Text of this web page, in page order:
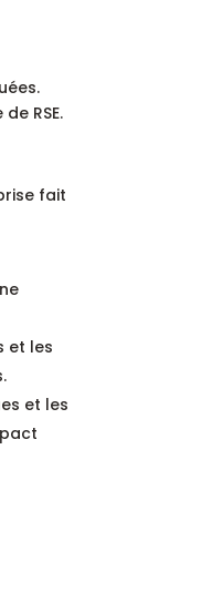
RSE.
fait
et les
et les